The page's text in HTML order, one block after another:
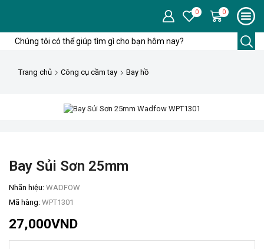
0 0
Trang chủ Công cụ cầm tay Bay hồ
Bay Sủi Sơn 25mm
Nhãn hiệu: WADFOW
Mã hàng: WPT1301
27,000VND